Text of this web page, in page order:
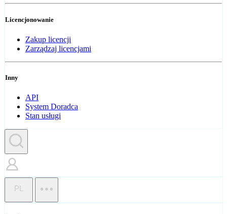
Licencjonowanie
Zakup licencji
Zarządzaj licencjami
Inny
API
System Doradca
Stan usługi
PL